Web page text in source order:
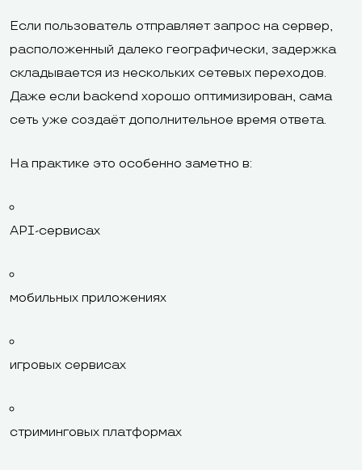
Если пользователь отправляет запрос на сервер,
расположенный далеко географически, задержка
складывается из нескольких сетевых переходов.
Даже если backend хорошо оптимизирован, сама
сеть уже создаёт дополнительное время ответа.
На практике это особенно заметно в:
API-сервисах
мобильных приложениях
игровых сервисах
стриминговых платформах